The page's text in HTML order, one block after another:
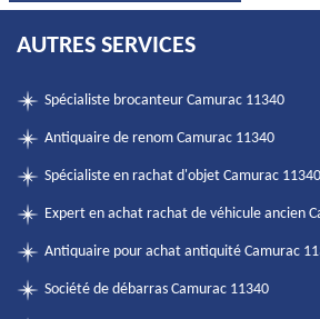
AUTRES SERVICES
Spécialiste brocanteur Camurac 11340
Antiquaire de renom Camurac 11340
Spécialiste en rachat d'objet Camurac 11340
Expert en achat rachat de véhicule ancien
Antiquaire pour achat antiquité Camurac
Société de débarras Camurac 11340